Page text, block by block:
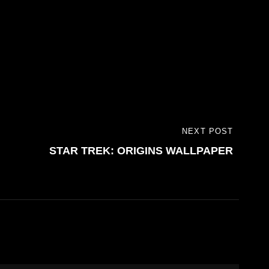
NEXT POST
STAR TREK: ORIGINS WALLPAPER